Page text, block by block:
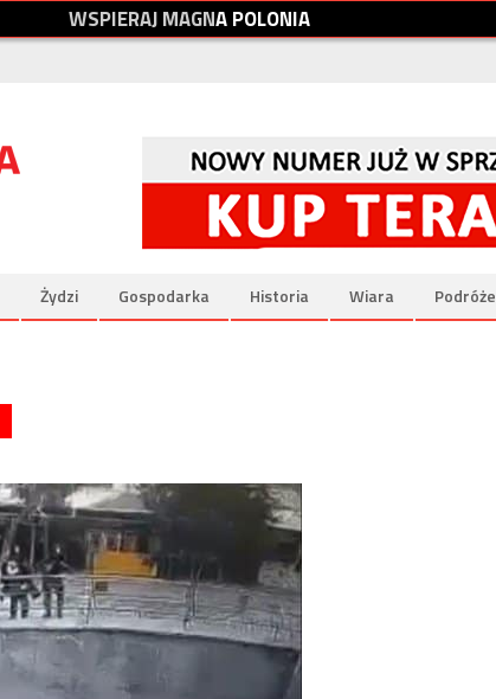
WSPIERAJMAGNAPOLONIA
Żydzi Gospodarka Historia Wiara Podróże